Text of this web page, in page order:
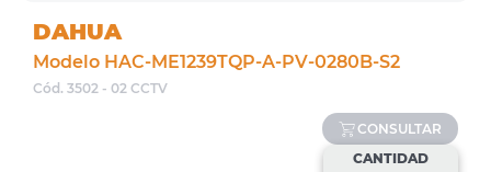
DAHUA
Modelo HAC-ME1239TQP-A-PV-0280B-S2
Cód. 3502 - 02 CCTV
CONSULTAR
CANTIDAD